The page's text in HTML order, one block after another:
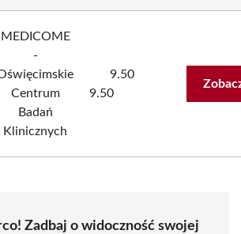
MEDICOME
-
Centrum
Badań
Klinicznych
9.50
9.50
Zadbaj o widoczność swojej